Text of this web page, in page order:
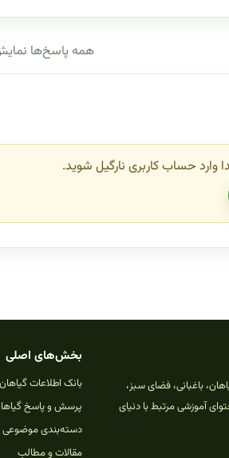
همه پاسخ‌ها
وارد حساب کاربری نارگیل شوید.
باغبانی، فضای سبز،
آموزشی مرتبط با دنیای
بخش‌های اصلی
بانک اطلاعات گیاهان
پرسش و پاسخ
دسته‌بندی موضوعی
مقالات و مطالب